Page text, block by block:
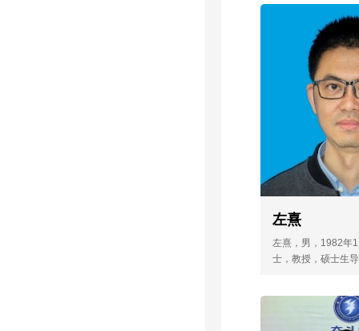
苏省重点建设土木
业负责人、江苏省
工程专业负责人。
才高峰”培养对象
作者。主要从事再
型预制桩基等研究
的“‘双十型’应用型
的建设”获国家级
宣卫红，女，
学博士，教授，
苏省土木工程实
负责人、南京市
程学科带头人、
土木类专业-土木
人、江苏省高校
人才高峰”培养对
教育工作者。主
科人才培养体系
教学成果二等奖
左熹
左熹，男，1982年
士，教授，硕士生
程”高层次人才培
为江苏省“青蓝工程